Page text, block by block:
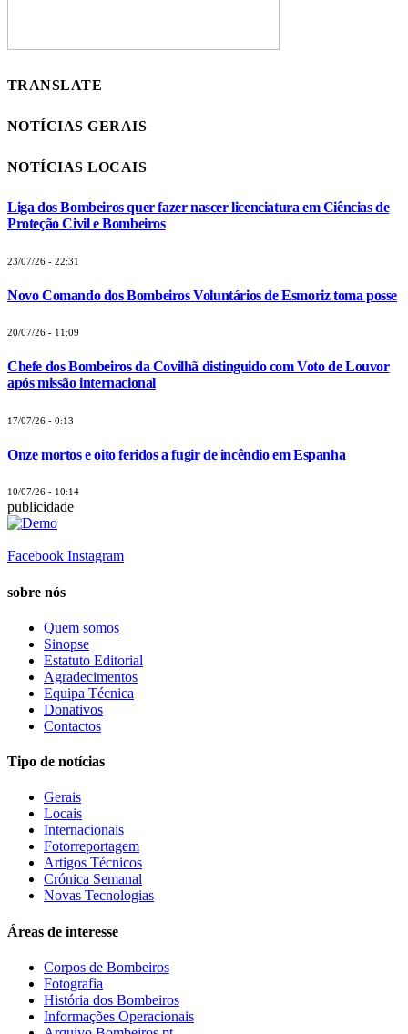
TRANSLATE
NOTÍCIAS GERAIS
NOTÍCIAS LOCAIS
Liga dos Bombeiros quer fazer nascer licenciatura em Ciências de
Proteção Civil e Bombeiros
23/07/26 - 22:31
Novo Comando dos Bombeiros Voluntários de Esmoriz toma posse
20/07/26 - 11:09
Chefe dos Bombeiros da Covilhã distinguido com Voto de Louvor
após missão internacional
17/07/26 - 0:13
Onze mortos e oito feridos a fugir de incêndio em Espanha
10/07/26 - 10:14
publicidade
Facebook Instagram
sobre nós
Quem somos
Sinopse
Estatuto Editorial
Agradecimentos
Equipa Técnica
Donativos
Contactos
Tipo de notícias
Gerais
Locais
Internacionais
Fotorreportagem
Artigos Técnicos
Crónica Semanal
Novas Tecnologias
Áreas de interesse
Corpos de Bombeiros
Fotografia
História dos Bombeiros
Informações Operacionais